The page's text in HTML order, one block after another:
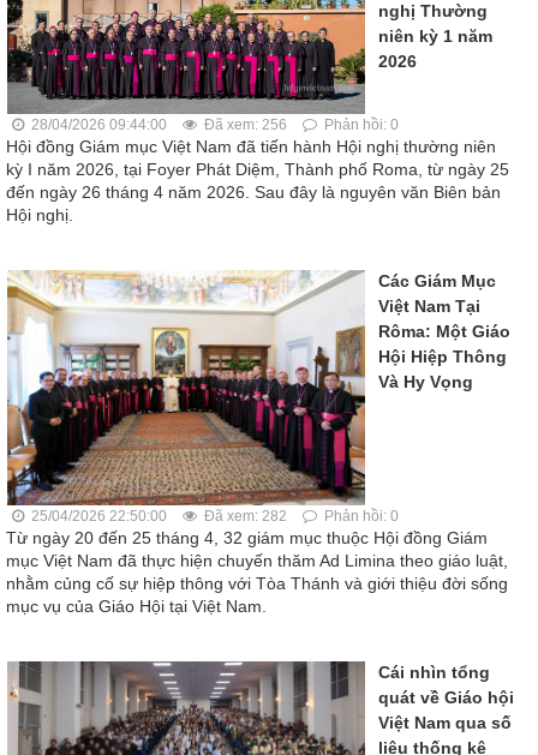
nghị Thường
niên kỳ 1 năm
2026
28/04/2026 09:44:00 Đã xem: 256 Phản hồi: 0
Hội đồng Giám mục Việt Nam đã tiến hành Hội nghị thường niên
kỳ I năm 2026, tại Foyer Phát Diệm, Thành phố Roma, từ ngày 25
đến ngày 26 tháng 4 năm 2026. Sau đây là nguyên văn Biên bản
Hội nghị.
Các Giám Mục
Việt Nam Tại
Rôma: Một Giáo
Hội Hiệp Thông
Và Hy Vọng
25/04/2026 22:50:00 Đã xem: 282 Phản hồi: 0
Từ ngày 20 đến 25 tháng 4, 32 giám mục thuộc Hội đồng Giám
mục Việt Nam đã thực hiện chuyến thăm Ad Limina theo giáo luật,
nhằm củng cố sự hiệp thông với Tòa Thánh và giới thiệu đời sống
mục vụ của Giáo Hội tại Việt Nam.
Cái nhìn tổng
quát về Giáo hội
Việt Nam qua số
liệu thống kê